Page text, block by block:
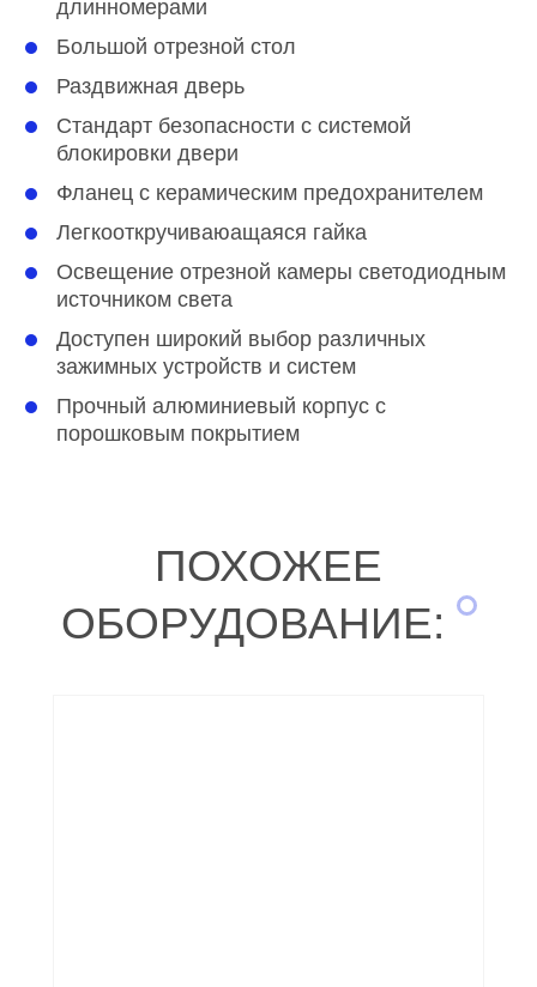
длинномерами
Большой отрезной стол
Раздвижная дверь
Стандарт безопасности с системой
блокировки двери
Фланец с керамическим предохранителем
Легкооткручиваюащаяся гайка
Освещение отрезной камеры светодиодным
источником света
Доступен широкий выбор различных
зажимных устройств и систем
Прочный алюминиевый корпус с
порошковым покрытием
ПОХОЖЕЕ
ОБОРУДОВАНИЕ: